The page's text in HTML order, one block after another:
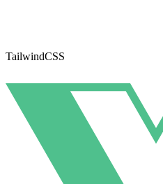
TailwindCSS